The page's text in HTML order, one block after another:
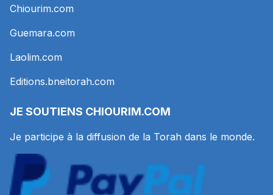
Chiourim.com
Guemara.com
Laolim.com
Editions.bneitorah.com
JE SOUTIENS CHIOURIM.COM
Je participe à la diffusion de la Torah dans le monde.